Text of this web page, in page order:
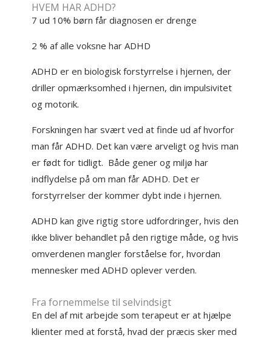
HVEM HAR ADHD?
7 ud 10% børn får diagnosen er drenge
2 % af alle voksne har ADHD
ADHD er en biologisk forstyrrelse i hjernen, der
driller opmærksomhed i hjernen, din impulsivitet
og motorik.
Forskningen har svært ved at finde ud af hvorfor
man får ADHD. Det kan være arveligt og hvis man
er født for tidligt. Både gener og miljø har
indflydelse på om man får ADHD. Det er
forstyrrelser der kommer dybt inde i hjernen.
ADHD kan give rigtig store udfordringer, hvis den
ikke bliver behandlet på den rigtige måde, og hvis
omverdenen mangler forståelse for, hvordan
mennesker med ADHD oplever verden.
Fra fornemmelse til selvindsigt
En del af mit arbejde som terapeut er at hjælpe
klienter med at forstå, hvad der præcis sker med